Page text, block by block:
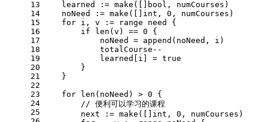
13
14
15
16
17
18
19
20
21
22
23
24
25
    learned :=
make ([] bool , numCourses)
    noNeed :=
make ([] int , 0 , numCourses)
for i, v := range need {
if
len (v) == 0 {
            noNeed =
append (noNeed, i)
            totalCourse--
            learned[i] =
true
        }
    }
for
len (noNeed) > 0 {
// 便利可以学习的课程
        next :=
make ([] int , 0 , numCourses)